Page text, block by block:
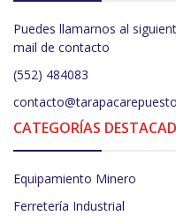
Puedes llamarnos al
mail de contacto
(552) 484083
CATEGORÍAS
Equipamiento Minero
Ferretería Industrial